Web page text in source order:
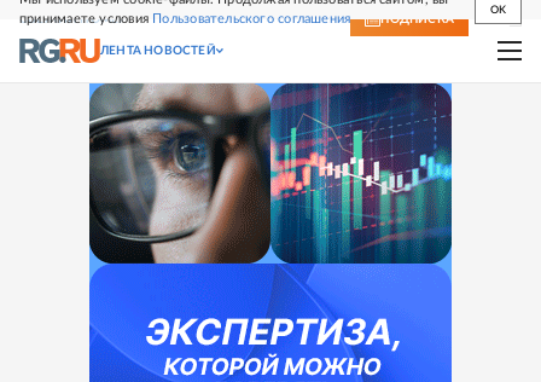
принимаете условия Пользовательского соглашения
OK
СВЕЖИЙ НОМЕР ПОДПИСКА
ЛЕНТА НОВОСТЕЙ